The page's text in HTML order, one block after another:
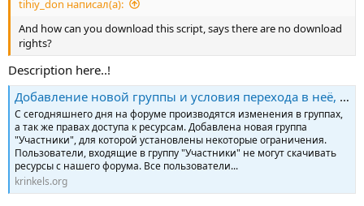
tihiy_don написал(а):
And how can you download this script, says there are no download
rights?
Description here..!
Добавление новой группы и условия перехода в неё, или почему я не могу скачивать без ограничений
С сегодняшнего дня на форуме производятся изменения в группах,
а так же правах доступа к ресурсам. Добавлена новая группа
"Участники", для которой установлены некоторые ограничения.
Пользователи, входящие в группу "Участники" не могут скачивать
ресурсы с нашего форума. Все пользователи...
krinkels.org